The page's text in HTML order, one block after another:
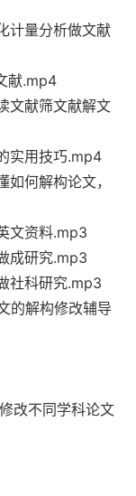
计量分析做文献
献.mp4
文献筛文献解文
实用技巧.mp4
如何解构论文，
文资料.mp3
成研究.mp3
社科研究.mp3
的解构修改辅导
改不同学科论文